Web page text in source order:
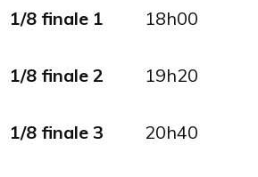
1/8 finale 1 18h00
1/8 finale 2 19h20
1/8 finale 3 20h40